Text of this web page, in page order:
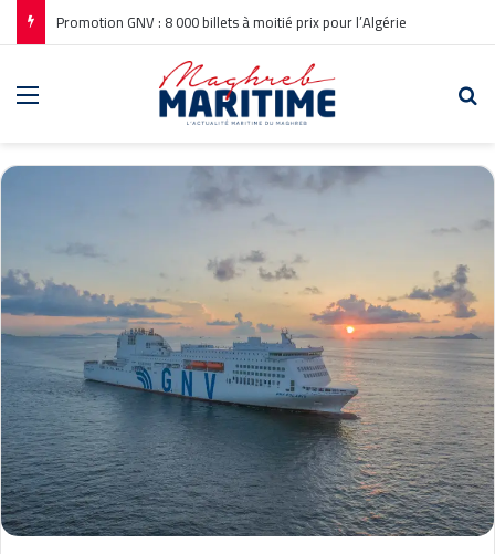
Promotion GNV : 8 000 billets à moitié prix pour l’Algérie